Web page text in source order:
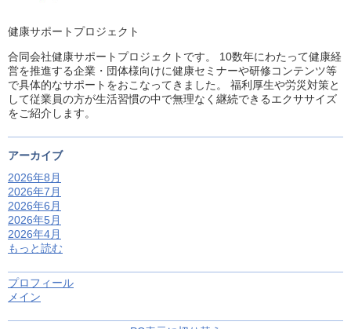
健康サポートプロジェクト
合同会社健康サポートプロジェクトです。 10数年にわたって健康経
営を推進する企業・団体様向けに健康セミナーや研修コンテンツ等
で具体的なサポートをおこなってきました。 福利厚生や労災対策と
して従業員の方が生活習慣の中で無理なく継続できるエクササイズ
をご紹介します。
アーカイブ
2026年8月
2026年7月
2026年6月
2026年5月
2026年4月
もっと読む
プロフィール
メイン